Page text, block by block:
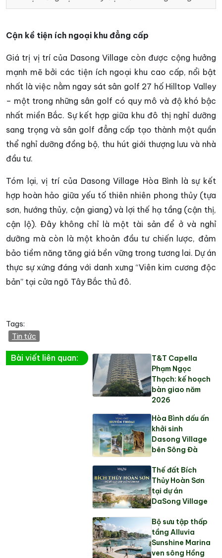
Cận kề tiện ích ngoại khu đẳng cấp
Giá trị vị trí của Dasong Village còn được cộng hưởng
mạnh mẽ bởi các tiện ích ngoại khu cao cấp, nổi bật
nhất là việc nằm ngay sát sân golf 27 hố Hilltop Valley
– một trong những sân golf có quy mô và độ khó bậc
nhất miền Bắc. Sự kết hợp giữa khu đô thị nghỉ dưỡng
sang trọng và sân golf đẳng cấp tạo thành một quần
thể nghỉ dưỡng đồng bộ, thu hút giới thượng lưu và nhà
đầu tư.
Tóm lại, vị trí của Dasong Village Hòa Bình là sự kết
hợp hoàn hảo giữa yếu tố thiên nhiên phong thủy (tựa
sơn, hướng thủy, cận giang) và lợi thế hạ tầng (cận thị,
cận lộ). Đây không chỉ là một tài sản để ở và nghỉ
dưỡng mà còn là một khoản đầu tư chiến lược, đảm
bảo tiềm năng tăng giá bền vững trong tương lai. Dự án
thực sự xứng đáng với danh xưng “Viên kim cương độc
bản” tại cửa ngõ Tây Bắc thủ đô.
Tags:
Tin tức
Bài viết liên quan:
T&T Capella
Phạm Ngọc
Thạch: kế hoạch
bàn giao năm
2026
Hòa Bình dấu ấn
khởi sinh
Dasong Village
bên Sông Đà
Thế đất Bích
Thủy Hoàn Sơn
tại dự án
DaSong Village
Bộ sưu tập thấp
tầng Alluvia
Sunshine Marina
ven sông Hồng